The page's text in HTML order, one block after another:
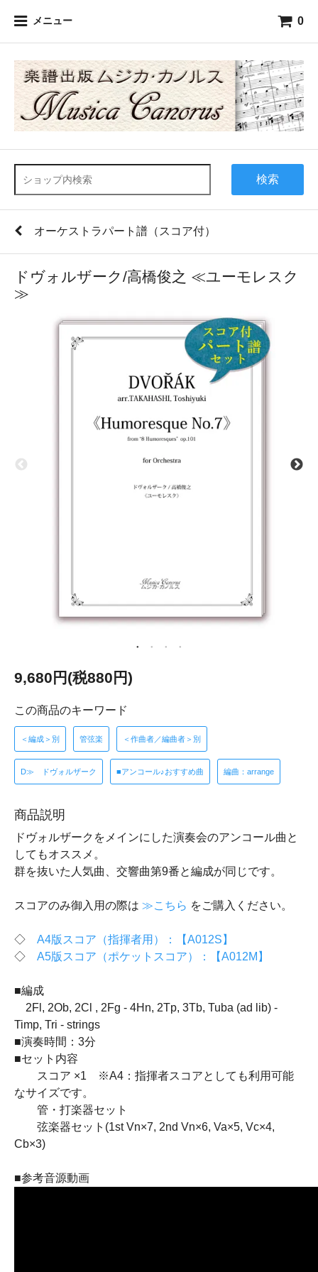
メニュー 0
検索
オーケストラパート譜（スコア付）
ドヴォルザーク/高橋俊之 ≪ユーモレスク
≫
9,680円(税880円)
この商品のキーワード
＜編成＞別 管弦楽 ＜作曲者／編曲者＞別
D≫ ドヴォルザーク ■アンコール♪おすすめ曲 編曲：arrange
商品説明
ドヴォルザークをメインにした演奏会のアンコール曲と
してもオススメ。
群を抜いた人気曲、交響曲第9番と編成が同じです。
スコアのみ御入用の際は ≫こちら をご購入ください。
◇ A4版スコア（指揮者用）：【A012S】
◇ A5版スコア（ポケットスコア）：【A012M】
■編成
2Fl, 2Ob, 2Cl , 2Fg - 4Hn, 2Tp, 3Tb, Tuba (ad lib) -
Timp, Tri - strings
■演奏時間：3分
■セット内容
スコア ×1 ※A4：指揮者スコアとしても利用可能
なサイズです。
管・打楽器セット
弦楽器セット(1st Vn×7, 2nd Vn×6, Va×5, Vc×4,
Cb×3)
■参考音源動画